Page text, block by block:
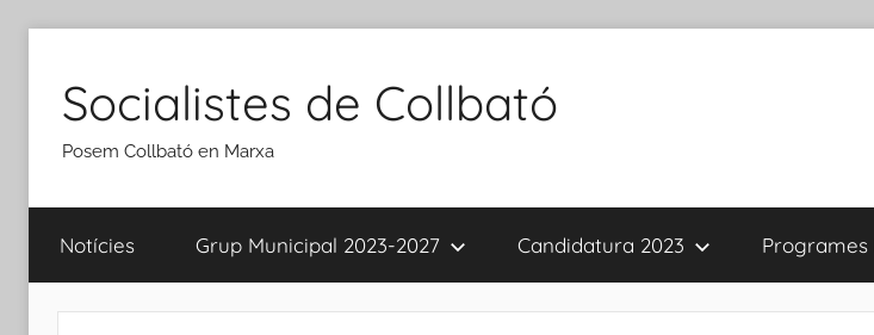
contingut
Socialistes de Collbató
Posem Collbató en Marxa
Notícies Grup Municipal 2023-2027 Candidatura 2023 Programes